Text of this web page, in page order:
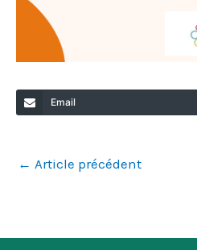
Email
← Article précédent